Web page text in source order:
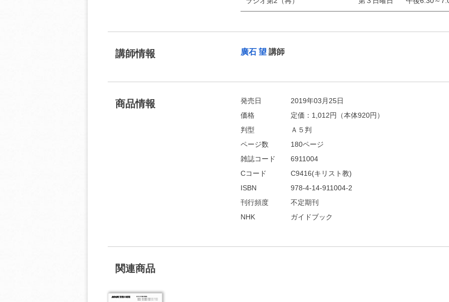
講師情報 廣石 望講師
商品情報 発売日
2019年03月25日
価格
定価： 1,012円（本体920円）
判型
Ａ５判
ページ数
180ページ
雑誌コード
6911004
Cコード
C9416(キリスト教)
ISBN
978-4-14-911004-2
刊行頻度
不定期刊
NHK
ガイドブック
関連商品